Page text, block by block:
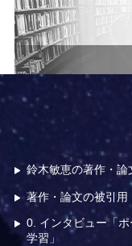
鈴木敏恵の著作・論
著作・論文の被引用
0. インタビュー「
学習」